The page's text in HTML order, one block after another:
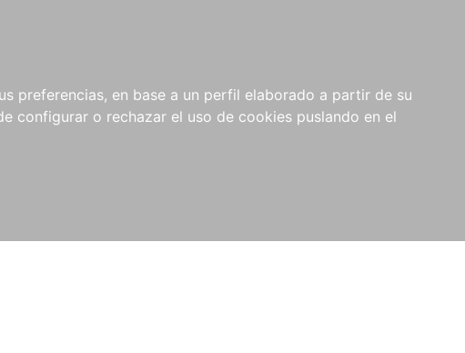
preferencias, en base a un perfil elaborado a partir de su
configurar o rechazar el uso de cookies puslando en el
NOVEDADES NOTICIAS
COMPRAS
INSTITUCIONALES